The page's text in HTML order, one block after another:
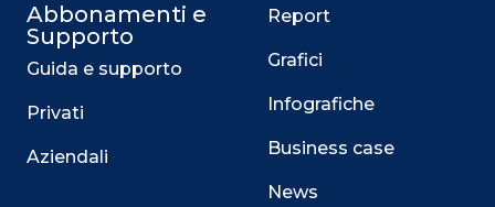
Abbonamenti e
Supporto
Guida e supporto
Privati
Aziendali
Report
Grafici
Infografiche
Business case
News